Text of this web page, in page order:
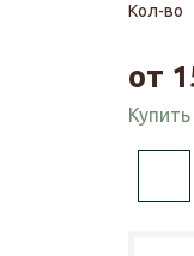
Кол-во
от